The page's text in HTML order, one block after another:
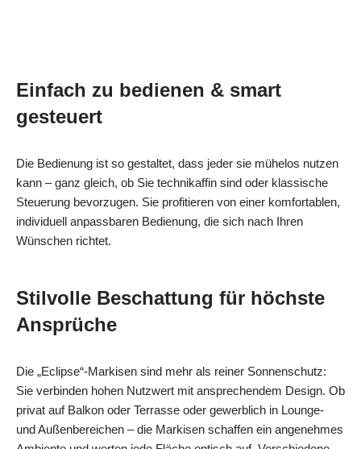
Einfach zu bedienen & smart
gesteuert
Die Bedienung ist so gestaltet, dass jeder sie mühelos nutzen
kann – ganz gleich, ob Sie technikaffin sind oder klassische
Steuerung bevorzugen. Sie profitieren von einer komfortablen,
individuell anpassbaren Bedienung, die sich nach Ihren
Wünschen richtet.
Stilvolle Beschattung für höchste
Ansprüche
Die „Eclipse“-Markisen sind mehr als reiner Sonnenschutz:
Sie verbinden hohen Nutzwert mit ansprechendem Design. Ob
privat auf Balkon oder Terrasse oder gewerblich in Lounge-
und Außenbereichen – die Markisen schaffen ein angenehmes